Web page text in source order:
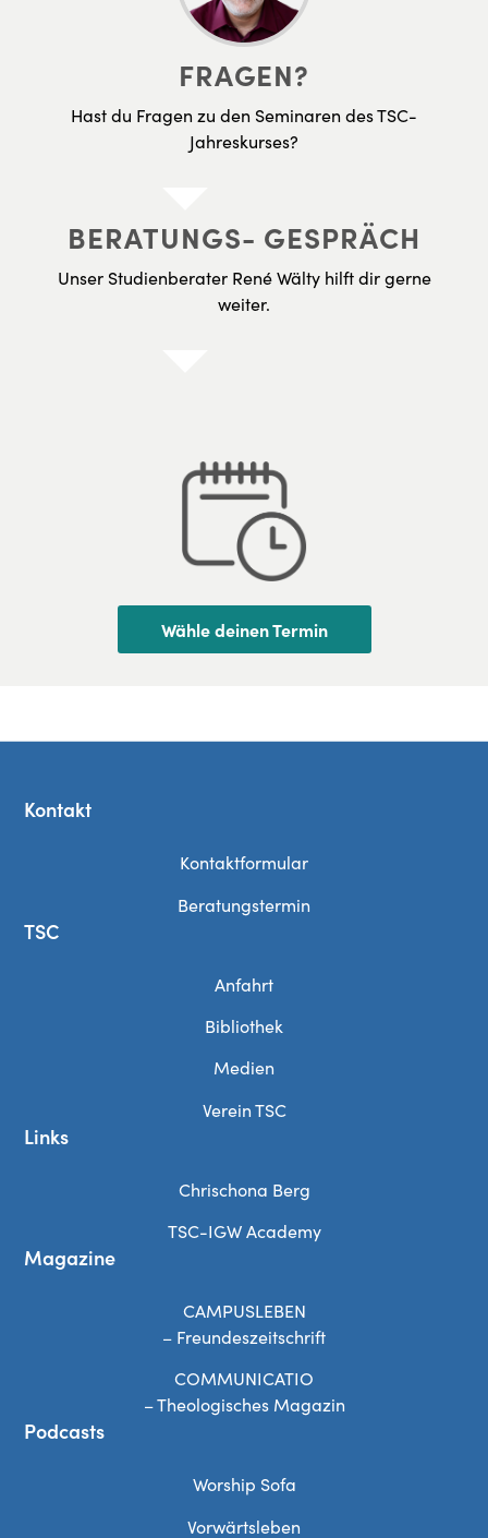
FRAGEN?
Hast du Fragen zu den Seminaren des TSC-
Jahreskurses?
BERATUNGS- GESPRÄCH
Unser Studienberater René Wälty hilft dir gerne
weiter.
Wähle deinen Termin
Kontakt
Kontaktformular
Beratungstermin
TSC
Anfahrt
Bibliothek
Medien
Verein TSC
Links
Chrischona Berg
TSC-IGW Academy
Magazine
CAMPUSLEBEN
– Freundeszeitschrift
COMMUNICATIO
– Theologisches Magazin
Podcasts
Worship Sofa
Vorwärtsleben